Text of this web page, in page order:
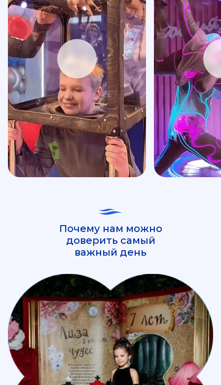
Почему нам можно
доверить самый
важный день